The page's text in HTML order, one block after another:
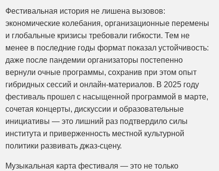
Фестивальная история не лишена вызовов:
экономические колебания, организационные перемены
и глобальные кризисы требовали гибкости. Тем не
менее в последние годы формат показал устойчивость:
даже после пандемии организаторы постепенно
вернули очные программы, сохранив при этом опыт
гибридных сессий и онлайн-материалов. В 2025 году
фестиваль прошел с насыщенной программой в марте,
сочетая концерты, дискуссии и образовательные
инициативы — это лишний раз подтвердило силы
института и приверженность местной культурной
политики развивать джаз-сцену.
Музыкальная карта фестиваля — это не только